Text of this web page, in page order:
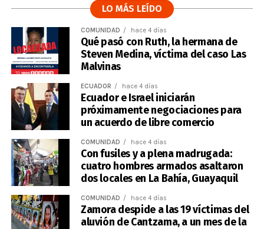
LO MÁS LEÍDO
COMUNIDAD hace 4 días
Qué pasó con Ruth, la hermana de
Steven Medina, víctima del caso Las
Malvinas
ECUADOR hace 4 días
Ecuador e Israel iniciarán
próximamente negociaciones para
un acuerdo de libre comercio
COMUNIDAD hace 4 días
Con fusiles y a plena madrugada:
cuatro hombres armados asaltaron
dos locales en La Bahía, Guayaquil
COMUNIDAD hace 4 días
Zamora despide a las 19 víctimas del
aluvión de Cantzama, a un mes de la